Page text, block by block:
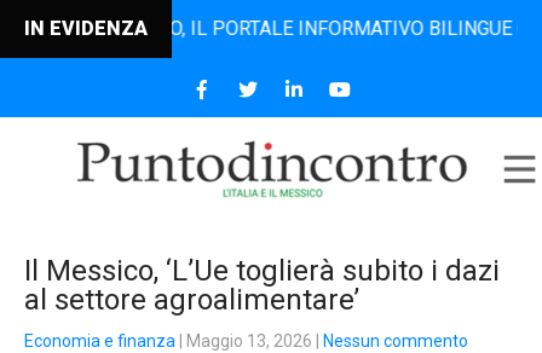
IN EVIDENZAIL PORTALE INFORMATIVO BILINGUE CHE
Il Messico, ‘L’Ue toglierà subito i dazi
al settore agroalimentare’
Economia e finanza | Maggio 13, 2026 Nessun commento